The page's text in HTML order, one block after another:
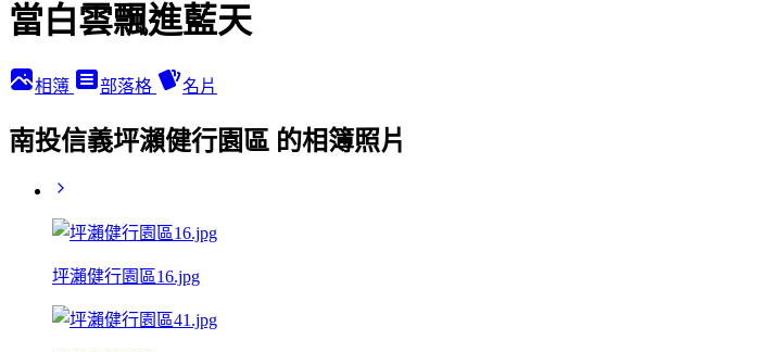
當白雲飄進藍天
相簿 部落格 名片
南投信義坪瀨健行園區 的相簿照片
坪瀨健行園區16.jpg